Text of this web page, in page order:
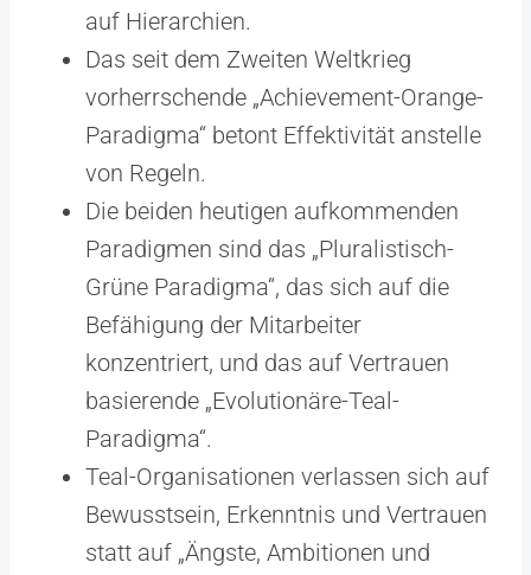
auf Hierarchien.
Das seit dem Zweiten Weltkrieg
vorherrschende „Achievement-Orange-
Paradigma“ betont Effektivität anstelle
von Regeln.
Die beiden heutigen aufkommenden
Paradigmen sind das „Pluralistisch-
Grüne Paradigma“, das sich auf die
Befähigung der Mitarbeiter
konzentriert, und das auf Vertrauen
basierende „Evolutionäre-Teal-
Paradigma“.
Teal-Organisationen verlassen sich auf
Bewusstsein, Erkenntnis und Vertrauen
statt auf „Ängste, Ambitionen und